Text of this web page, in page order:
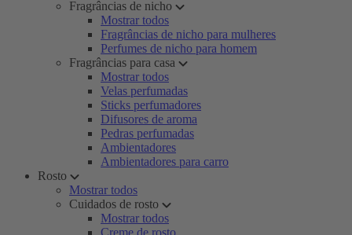
Fragrâncias de nicho
Mostrar todos
Fragrâncias de nicho para mulheres
Perfumes de nicho para homem
Fragrâncias para casa
Mostrar todos
Velas perfumadas
Sticks perfumadores
Difusores de aroma
Pedras perfumadas
Ambientadores
Ambientadores para carro
Rosto
Mostrar todos
Cuidados de rosto
Mostrar todos
Creme de rosto